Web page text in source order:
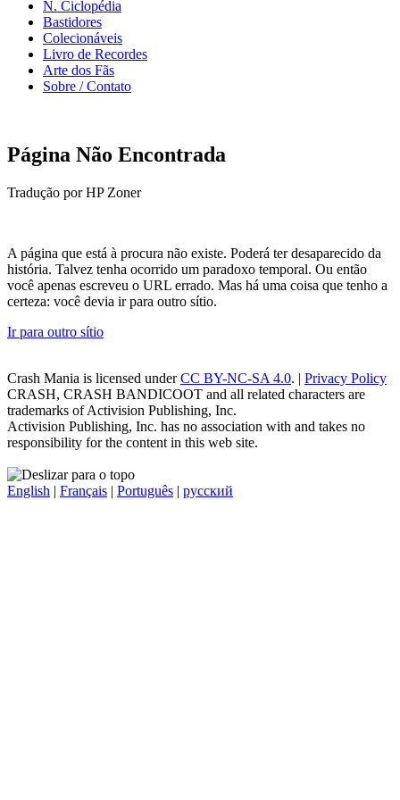
N. Ciclopédia
Bastidores
Colecionáveis
Livro de Recordes
Arte dos Fãs
Sobre / Contato
Página Não Encontrada
Tradução por HP Zoner
A página que está à procura não existe. Poderá ter desaparecido da
história. Talvez tenha ocorrido um paradoxo temporal. Ou então
você apenas escreveu o URL errado. Mas há uma coisa que tenho a
certeza: você devia ir para outro sítio.
Ir para outro sítio
Crash Mania is licensed underCC BY-NC-SA 4.0. | Privacy Policy
CRASH, CRASH BANDICOOT and all related characters are
trademarks of Activision Publishing, Inc.
Activision Publishing, Inc. has no association with and takes no
responsibility for the content in this web site.
English | Français | Português | русский